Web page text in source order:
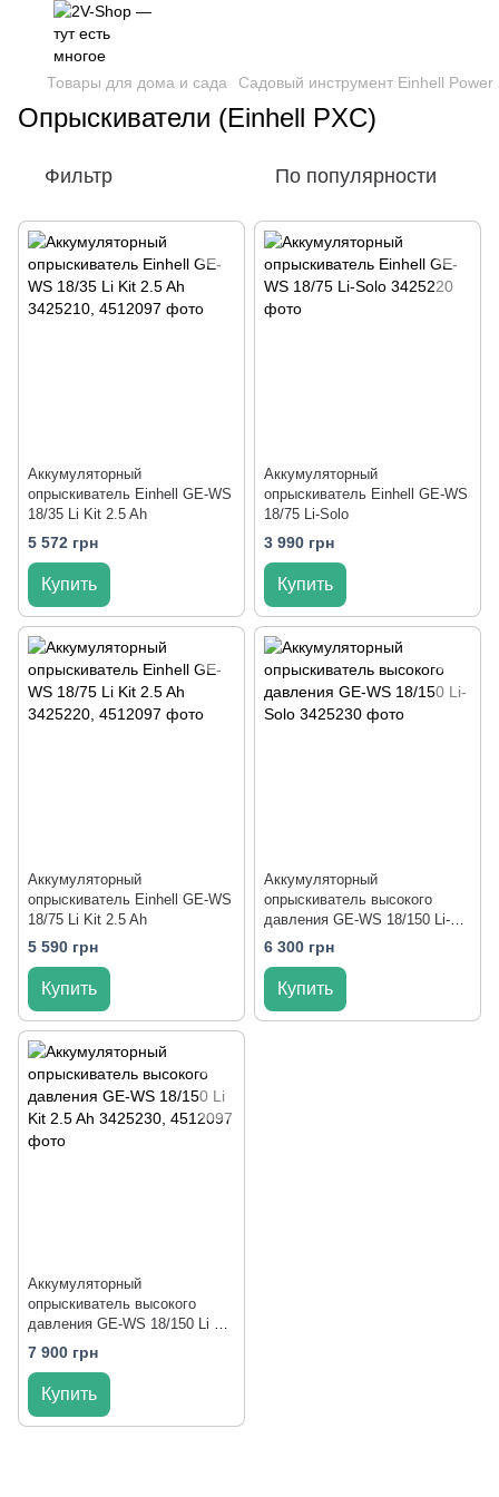
Товары для дома и сада Садовый инструмент Einhell Power
Опрыскиватели (Einhell PXC)
Фильтр По популярности
Аккумуляторный
опрыскиватель Einhell GE-WS
18/35 Li Kit 2.5 Ah
5 572 грн
Купить
Аккумуляторный
опрыскиватель Einhell GE-WS
18/75 Li-Solo
3 990 грн
Купить
Аккумуляторный
опрыскиватель Einhell GE-WS
18/75 Li Kit 2.5 Ah
5 590 грн
Купить
Аккумуляторный
опрыскиватель высокого
давления GE-WS 18/150 Li-
Solo
6 300 грн
Купить
Аккумуляторный
опрыскиватель высокого
давления GE-WS 18/150 Li Kit
2.5 Ah
7 900 грн
Купить